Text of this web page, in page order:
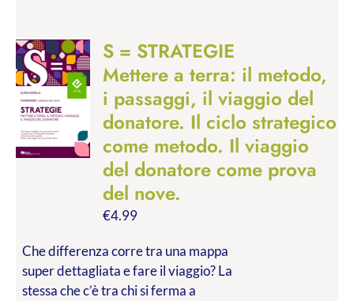
S = STRATEGIE
Mettere a terra: il metodo,
i passaggi, il viaggio del
donatore. Il ciclo strategico
come metodo. Il viaggio
del donatore come prova
del nove.
€4.99
Che differenza corre tra una mappa
super dettagliata e fare il viaggio? La
stessa che c’è tra chi si ferma a